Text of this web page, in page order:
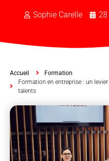
Sophie Carelle
Accueil
Formation
Formation en entreprise : un
talents